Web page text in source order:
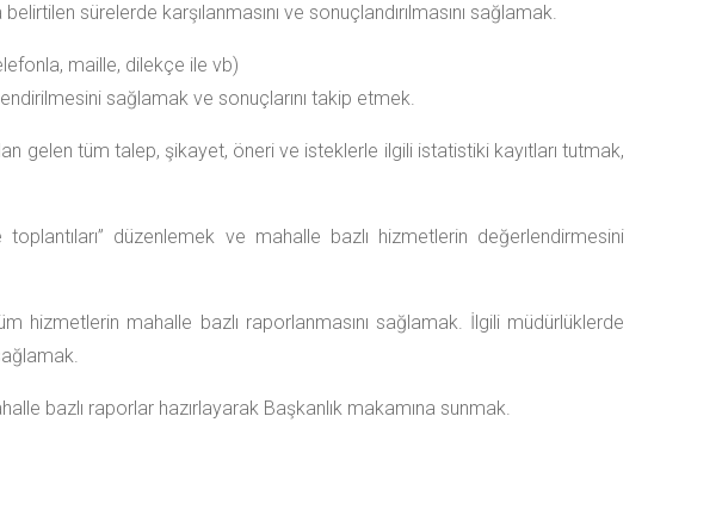
sürelerde karşılanmasını ve sonuçlandırılmasını sağlamak.
maille, dilekçe ile vb)
sağlamak ve sonuçlarını takip etmek.
gelen tüm talep, şikayet, öneri ve isteklerle ilgili istatistiki kayıtları tutmak,
toplantıları” düzenlemek ve mahalle bazlı hizmetlerin değerlendirmesini
hizmetlerin mahalle bazlı raporlanmasını sağlamak. İlgili müdürlüklerde
bazlı raporlar hazırlayarak Başkanlık makamına sunmak.